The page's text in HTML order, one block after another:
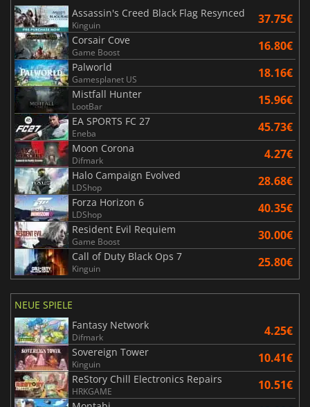
Assassin's Creed Black Flag Resynced
Kinguin 37.75€
Corsair Cove
Game Boost 16.80€
Palworld
Gamesplanet US 18.16€
Mistfall Hunter
LootBar 15.96€
EA SPORTS FC 27
Eneba 45.73€
Moon Corona
Difmark 4.27€
Halo Campaign Evolved
LDShop 28.68€
Forza Horizon 6
LDShop 40.35€
Resident Evil Requiem
Game Boost 30.00€
Call of Duty Black Ops 7
Kinguin 25.80€
NEUE SPIELE
Fantasy Network
Difmark 4.25€
Sovereign Tower
Kinguin 10.41€
ReStory Chill Electronics Repairs
HRKGAME 10.51€